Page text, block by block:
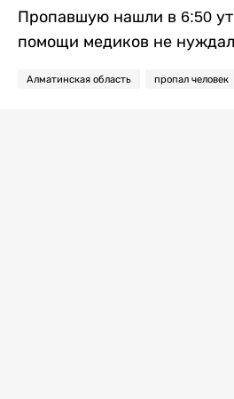
Пропавшую нашли в 6:50
помощи медиков не
Алматинская область пропал человек